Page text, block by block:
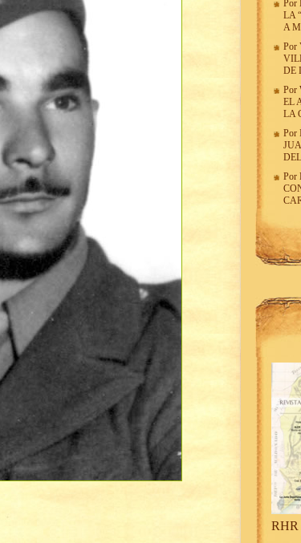
Por
LA
A
Por
DE
Por
EL
LA
Por
Por
RHR